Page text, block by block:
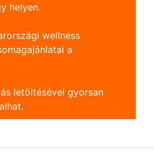
helyen.
wellness
a
letöltésével gyorsan